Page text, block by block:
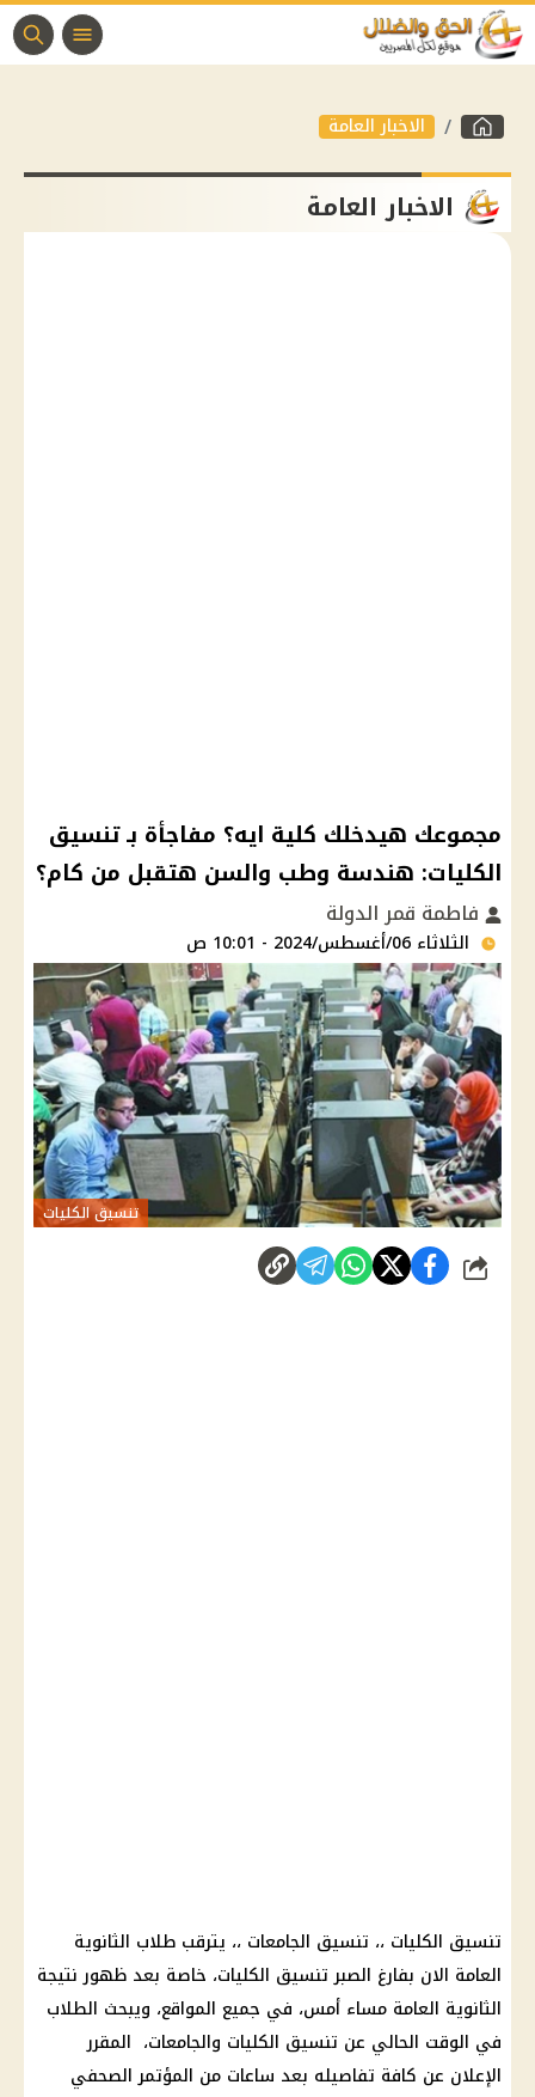
الاخبار العامة
الاخبار العامة
مجموعك هيدخلك كلية ايه؟ مفاجأة بـ تنسيق
الكليات: هندسة وطب والسن هتقبل من كام؟
فاطمة قمر الدولة
الثلاثاء 06/أغسطس/2024 - 10:01 ص
تنسيق الكليات
شارك
تنسيق الكليات ،، تنسيق الجامعات ،، يترقب طلاب الثانوية
العامة الان بفارغ الصبرتنسيق الكليات، خاصة بعد ظهور نتيجة
الثانوية العامة مساء أمس، في جميع المواقع، ويبحث الطلاب
في الوقت الحالي عن تنسيق الكليات والجامعات، المقرر
الإعلان عن كافة تفاصيله بعد ساعات من المؤتمر الصحفي